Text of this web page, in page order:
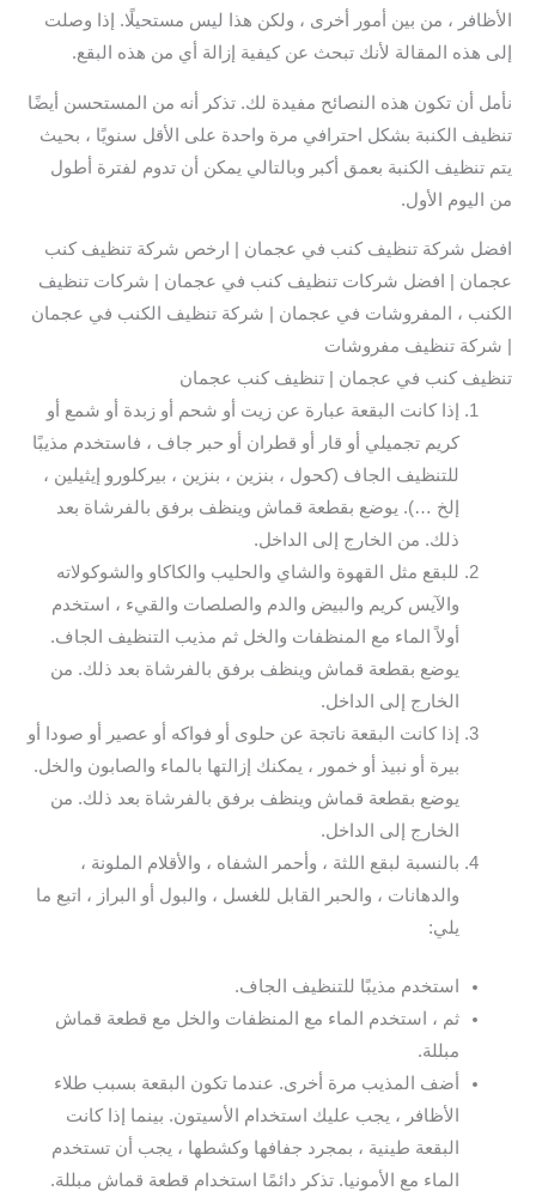
الأظافر ، من بين أمور أخرى ، ولكن هذا ليس مستحيلًا. إذا وصلت
إلى هذه المقالة لأنك تبحث عن كيفية إزالة أي من هذه البقع.
نأمل أن تكون هذه النصائح مفيدة لك. تذكر أنه من المستحسن أيضًا
تنظيف الكنبة بشكل احترافي مرة واحدة على الأقل سنويًا ، بحيث
يتم تنظيف الكنبة بعمق أكبر وبالتالي يمكن أن تدوم لفترة أطول
من اليوم الأول.
افضل شركة تنظيف كنب في عجمان | ارخص شركة تنظيف كنب
عجمان | افضل شركات تنظيف كنب في عجمان | شركات تنظيف
الكنب ، المفروشات في عجمان | شركة تنظيف الكنب في عجمان
| شركة تنظيف مفروشات
تنظيف كنب في عجمان | تنظيف كنب عجمان
إذا كانت البقعة عبارة عن زيت أو شحم أو زبدة أو شمع أو
كريم تجميلي أو قار أو قطران أو حبر جاف ، فاستخدم مذيبًا
للتنظيف الجاف (كحول ، بنزين ، بنزين ، بيركلورو إيثيلين ،
إلخ …). يوضع بقطعة قماش وينظف برفق بالفرشاة بعد
ذلك. من الخارج إلى الداخل.
للبقع مثل القهوة والشاي والحليب والكاكاو والشوكولاته
والآيس كريم والبيض والدم والصلصات والقيء ، استخدم
أولاً الماء مع المنظفات والخل ثم مذيب التنظيف الجاف.
يوضع بقطعة قماش وينظف برفق بالفرشاة بعد ذلك. من
الخارج إلى الداخل.
إذا كانت البقعة ناتجة عن حلوى أو فواكه أو عصير أو صودا أو
بيرة أو نبيذ أو خمور ، يمكنك إزالتها بالماء والصابون والخل.
يوضع بقطعة قماش وينظف برفق بالفرشاة بعد ذلك. من
الخارج إلى الداخل.
بالنسبة لبقع اللثة ، وأحمر الشفاه ، والأقلام الملونة ،
والدهانات ، والحبر القابل للغسل ، والبول أو البراز ، اتبع ما
يلي:
استخدم مذيبًا للتنظيف الجاف.
ثم ، استخدم الماء مع المنظفات والخل مع قطعة قماش
مبللة.
أضف المذيب مرة أخرى. عندما تكون البقعة بسبب طلاء
الأظافر ، يجب عليك استخدام الأسيتون. بينما إذا كانت
البقعة طينية ، بمجرد جفافها وكشطها ، يجب أن تستخدم
الماء مع الأمونيا. تذكر دائمًا استخدام قطعة قماش مبللة.